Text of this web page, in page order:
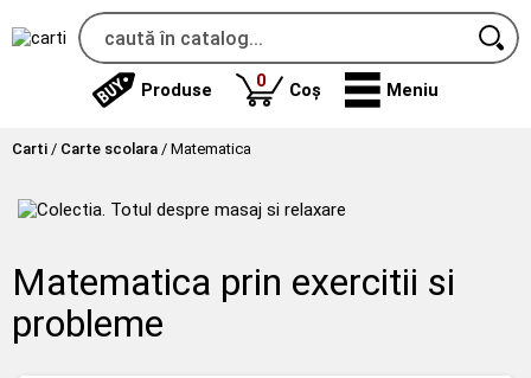
Produse 0produse
Coș Meniu
Carti / Carte scolara / Matematica
Matematica prin exercitii si
probleme